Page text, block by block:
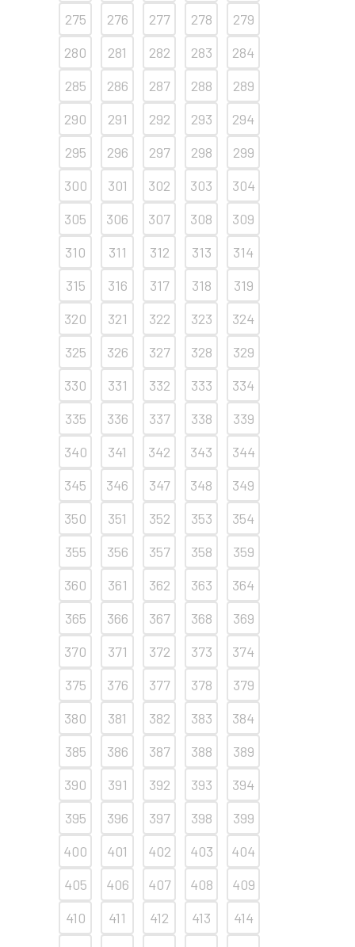
275
276 277 278
279
280
281 282 283
284
285
286 287 288
289
290
291 292 293
294
295
296 297 298
299
300
301 302 303
304
305
306 307 308
309
310
311 312 313
314
315
316 317 318
319
320
321 322 323
324
325
326 327 328
329
330
331 332 333
334
335
336 337 338
339
340
341 342 343
344
345
346 347 348
349
350
351 352 353
354
355
356 357 358
359
360
361 362 363
364
365
366 367 368
369
370
371 372 373
374
375
376 377 378
379
380
381 382 383
384
385
386 387 388
389
390
391 392 393
394
395
396 397 398
399
400
401 402 403
404
405
406 407 408
409
410
411 412 413
414